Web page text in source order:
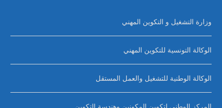
وزارة التشغيل و التكوين المهني
الوكالة التونسية للتكوين المهني
الوكالة الوطنية للتشغيل والعمل المستقل